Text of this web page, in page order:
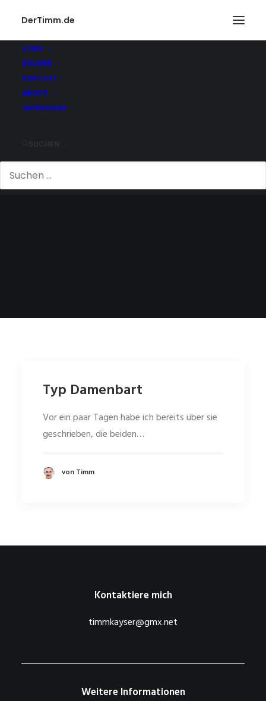
DerTimm.de
HOME
BÜCHER
KONTAKT
ABOUT
IMPRESSUM
Typ Damenbart
Vor ein paar Tagen habe ich bereits über sie
geschrieben, die beiden…
von Timm
Kontaktiere mich
timmkayser@gmx.net
Weitere Informationen